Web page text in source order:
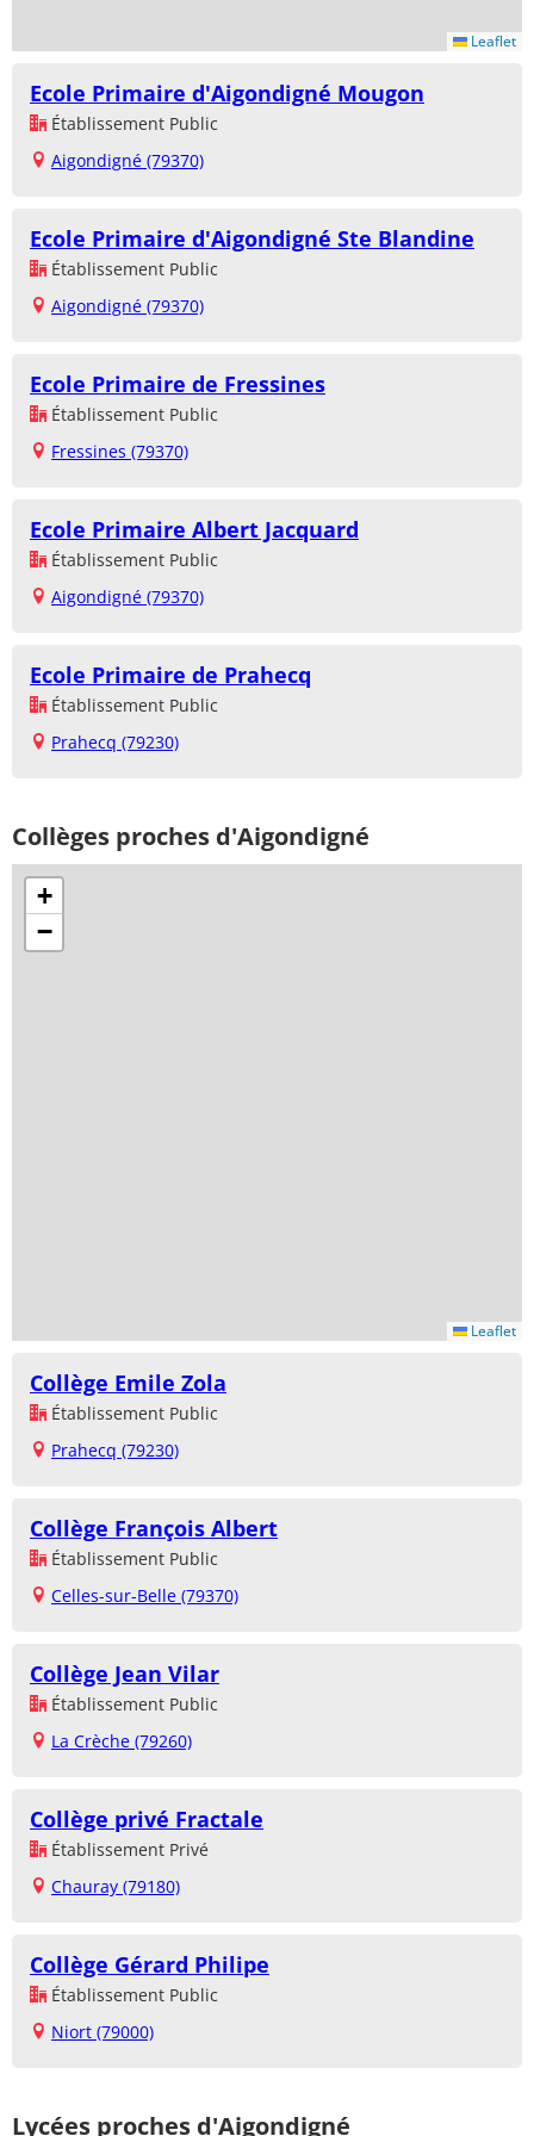
Leaflet
Ecole Primaire d'Aigondigné Mougon
Établissement Public
Aigondigné (79370)
Ecole Primaire d'Aigondigné Ste Blandine
Établissement Public
Aigondigné (79370)
Ecole Primaire de Fressines
Établissement Public
Fressines (79370)
Ecole Primaire Albert Jacquard
Établissement Public
Aigondigné (79370)
Ecole Primaire de Prahecq
Établissement Public
Prahecq (79230)
Collèges proches d'Aigondigné
+
−
Leaflet
Collège Emile Zola
Établissement Public
Prahecq (79230)
Collège François Albert
Établissement Public
Celles-sur-Belle (79370)
Collège Jean Vilar
Établissement Public
La Crèche (79260)
Collège privé Fractale
Établissement Privé
Chauray (79180)
Collège Gérard Philipe
Établissement Public
Niort (79000)
Lycées proches d'Aigondigné